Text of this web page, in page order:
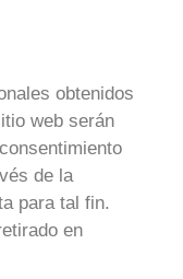
obtenidos
web serán
de la
para tal fin.
en